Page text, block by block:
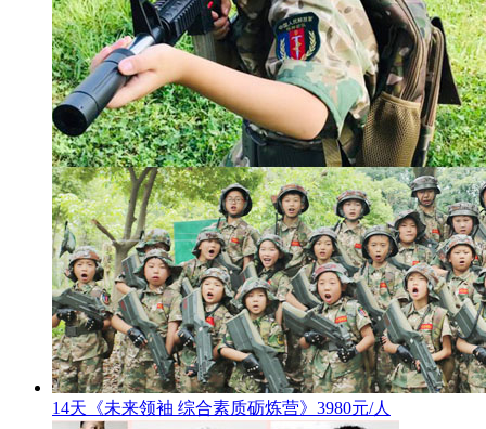
14天《未来领袖 综合素质砺炼营》3980元/人